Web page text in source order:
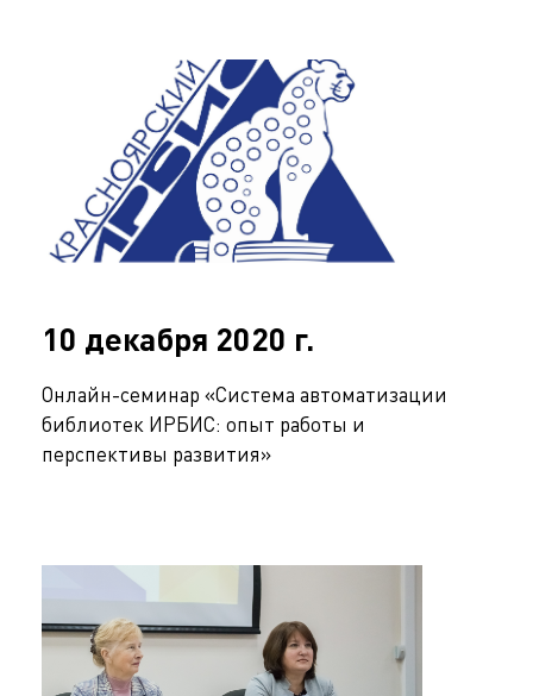
10 декабря 2020 г.
Онлайн-семинар «Система автоматизации
библиотек ИРБИС: опыт работы и
перспективы развития»